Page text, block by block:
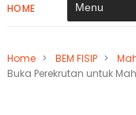
HOME
Home > BEM FISIP >
Buka Perekrutan untuk